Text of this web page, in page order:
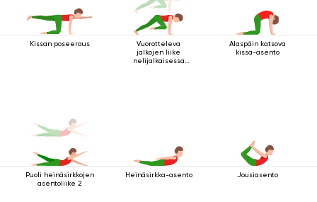
Kissan poseeraus
Vuorotteleva
jalkojen liike
nelijalkaisessa
Alaspäin katsova
kissa-asento
Puoli heinäsirkkojen
asentoliike 2
Heinäsirkka-asento Jousiasento